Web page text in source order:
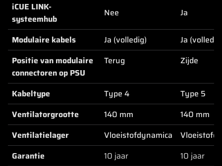
iCUE LINK-
systeemhub
Nee Ja
Modulaire kabels Ja (volledig)
Ja
Positie van modulaire
connectoren op PSU
Terug Zijde
Kabeltype Type 4
Type 5
Ventilatorgrootte
140 mm
140 mm
Ventilatielager
Vloeistofdynamica
Garantie
10 jaar 10 jaar